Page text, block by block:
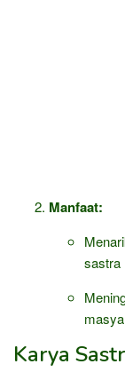
Manfaat:
sastra
Karya